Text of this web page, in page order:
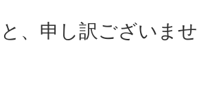
、申し訳ございま